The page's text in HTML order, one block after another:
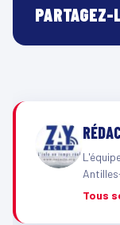
PARTAGEZ-
Tous